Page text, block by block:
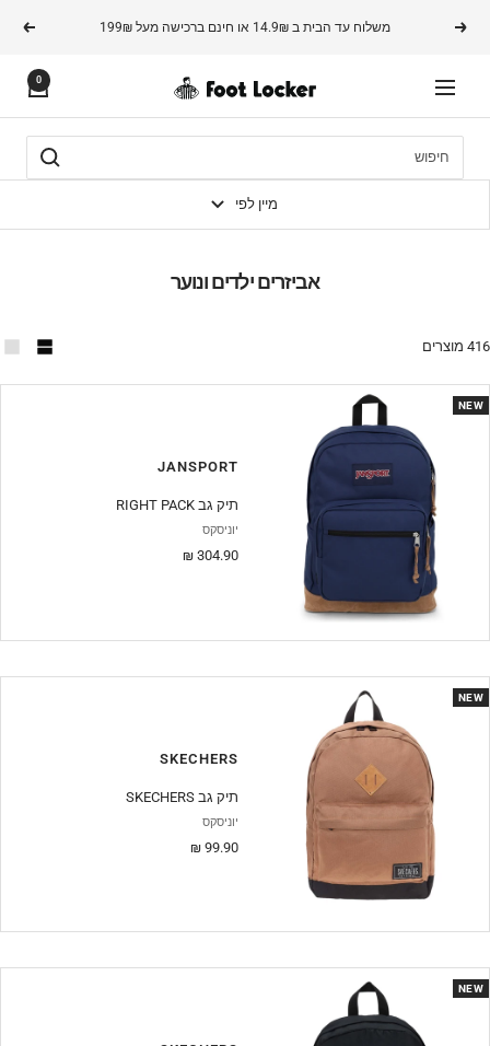
לתוכןהקודם
משלוח עד הבית ב 14.9₪ או חינם ברכישה מעל 199₪
הבא
0 FOOTLOCKER ניווט
מיין לפי
אביזרים ילדים ונוער
416 מוצרים
NEW
JANSPORT
RIGHT PACK תיק גב
יוניסקס
מחיר
304.90 ₪
NEW
SKECHERS
SKECHERS תיק גב
יוניסקס
מחיר
99.90 ₪
NEW